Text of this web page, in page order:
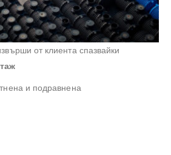
от клиента спазвайки
и подравнена